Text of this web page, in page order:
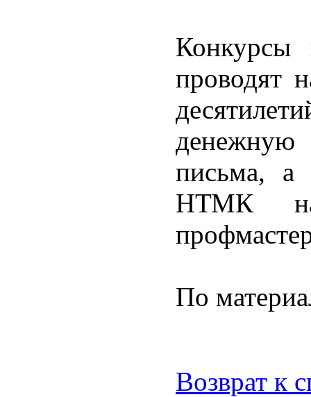
Конкурсы
проводят
денежную
письма, а
НТМК на
По
Возврат к